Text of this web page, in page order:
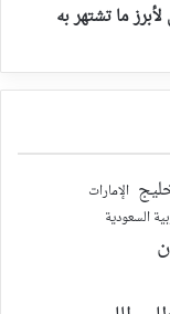
ما تشتهر به
الإمارات
السعودية